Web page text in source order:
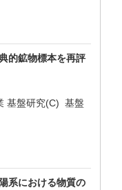
的鉱物標本を再評
基盤研究(C) 基盤
系における物質の